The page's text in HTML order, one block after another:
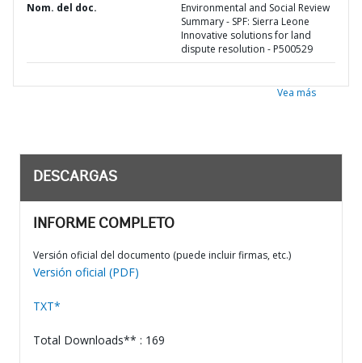
Nom. del doc.
Environmental and Social Review
Summary - SPF: Sierra Leone
Innovative solutions for land
dispute resolution - P500529
Vea más
DESCARGAS
INFORME COMPLETO
Versión oficial del documento (puede incluir firmas, etc.)
Versión oficial (PDF)
TXT*
Total Downloads** : 169